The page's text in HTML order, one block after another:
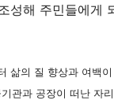
성해 주민들에게
삶의 질 향상과 여백
관과 공장이 떠난 자